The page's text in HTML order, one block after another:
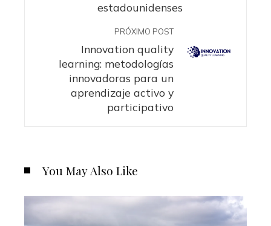
estadounidenses
PRÓXIMO POST
Innovation quality
learning: metodologías
innovadoras para un
aprendizaje activo y
participativo
You May Also Like